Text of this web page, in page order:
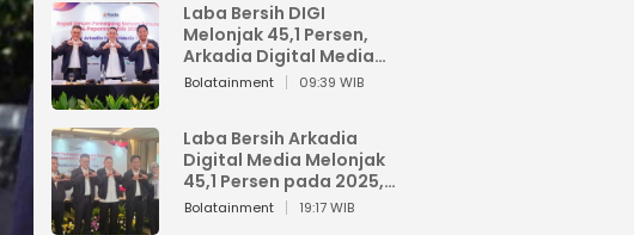
Laba Bersih DIGI
Melonjak 45,1 Persen,
Arkadia Digital Media
Perkuat Bisnis AI dan
Bolatainment 09:39 WIB
Laba Bersih Arkadia
Digital Media Melonjak
45,1 Persen pada 2025,
Sentuh Rp1,76 Miliar
Bolatainment 19:17 WIB